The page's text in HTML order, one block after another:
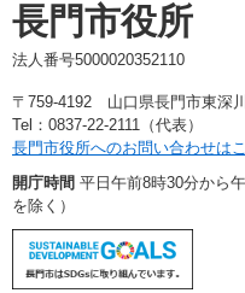
長門市役所
法人番号5000020352110
〒759-4192 山口県長門市東深
Tel：0837-22-2111（代表）
長門市役所へのお問い合わせは
開庁時間 平日午前8時30分から
を除く）